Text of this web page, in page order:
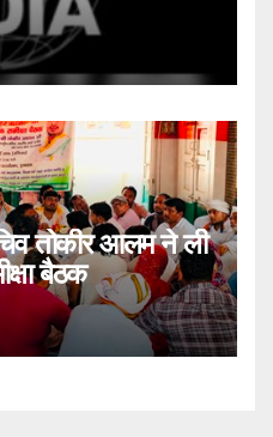
तोकीर आलम ने ली
बैठक